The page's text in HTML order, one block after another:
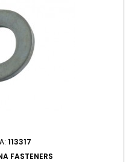
113317
FASTENERS